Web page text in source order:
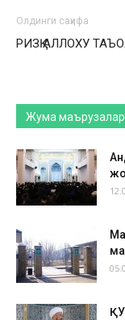
Олдинги саҳифа
РИЗҚ АЛЛОХУ
Жума